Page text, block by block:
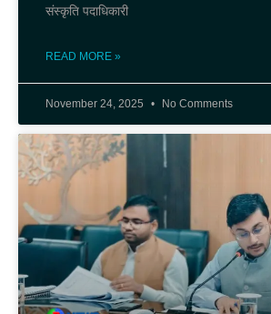
संस्कृति पदाधिकारी
READ MORE »
November 24, 2025 No Comments